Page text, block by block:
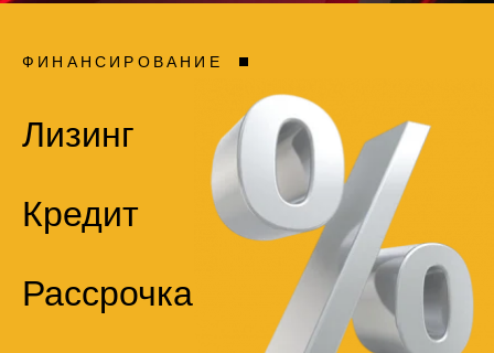
ФИНАНСИРОВАНИЕ
Лизинг
Кредит
Рассрочка